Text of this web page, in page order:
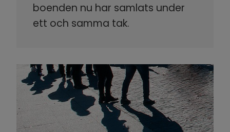
boenden nu har samlats under
ett och samma tak.